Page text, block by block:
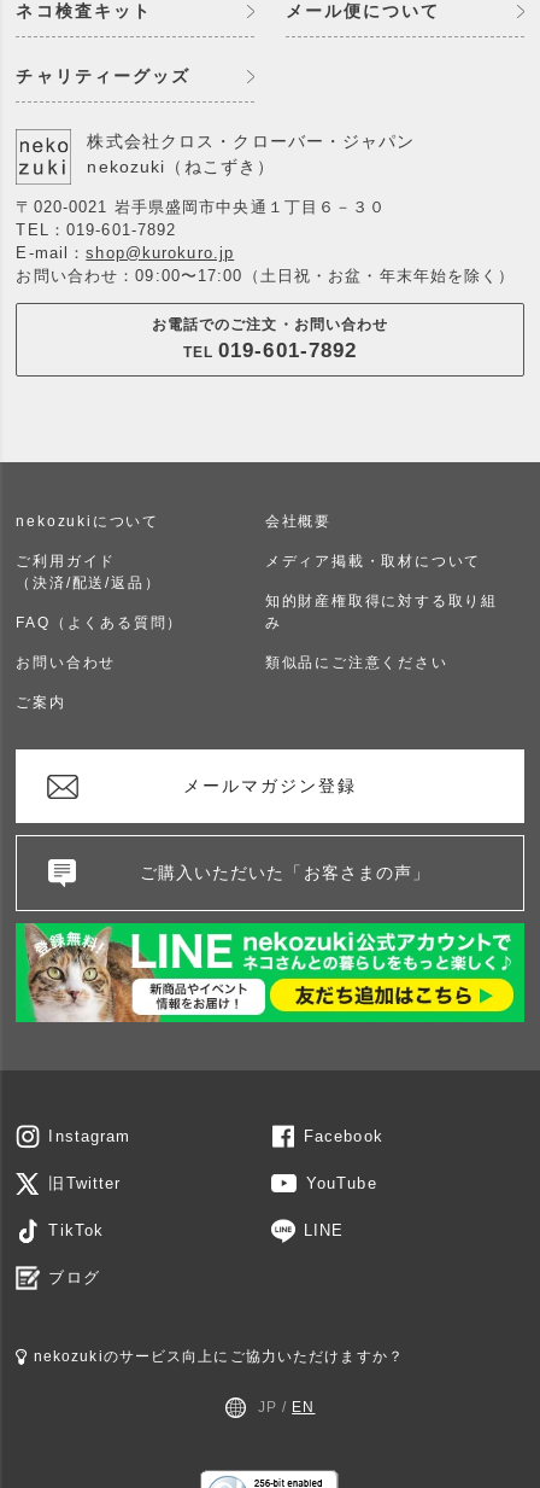
ネコ検査キット
チャリティーグッズ
メール便について
株式会社クロス・クローバー・ジャパン
nekozuki（ねこずき）
〒020-0021 岩手県盛岡市中央通１丁目６－３０
TEL： 019-601-7892
E-mail：shop@kurokuro.jp
お問い合わせ：09:00〜17:00（土日祝・お盆・年末年始を除く）
お電話でのご注文・お問い合わせ
TEL 019-601-7892
nekozukiについて
ご利用ガイド
（決済/配送/返品）
FAQ（よくある質問）
お問い合わせ
ご案内
会社概要
メディア掲載・取材について
知的財産権取得に対する取り組
み
類似品にご注意ください
メールマガジン登録
ご購入いただいた「お客さまの声」
Instagram Facebook
旧Twitter YouTube
TikTok LINE
ブログ
nekozukiのサービス向上にご協力いただけますか？
JP / EN